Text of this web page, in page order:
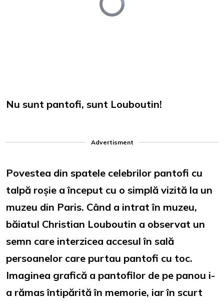
Player
is
loading.
Nu sunt pantofi, sunt Louboutin!
Advertisment
Povestea din spatele celebrilor pantofi cu
talpă roșie a început cu o simplă vizită la un
muzeu din Paris. Când a intrat în muzeu,
băiatul Christian Louboutin a observat un
semn care interzicea accesul în sală
persoanelor care purtau pantofi cu toc.
Imaginea grafică a pantofilor de pe panou i-
a rămas întipărită în memorie, iar în scurt